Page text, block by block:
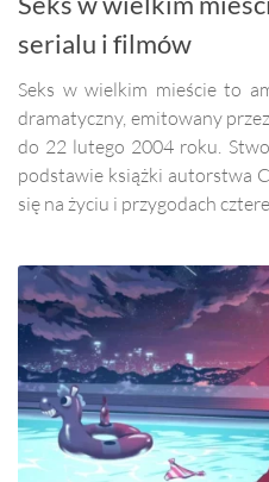
serialu i filmów
Seks w wielkim mieście to
dramatyczny, emitowany
do 22 lutego 2004 roku.
podstawie książki autorstwa
się na życiu i przygodach